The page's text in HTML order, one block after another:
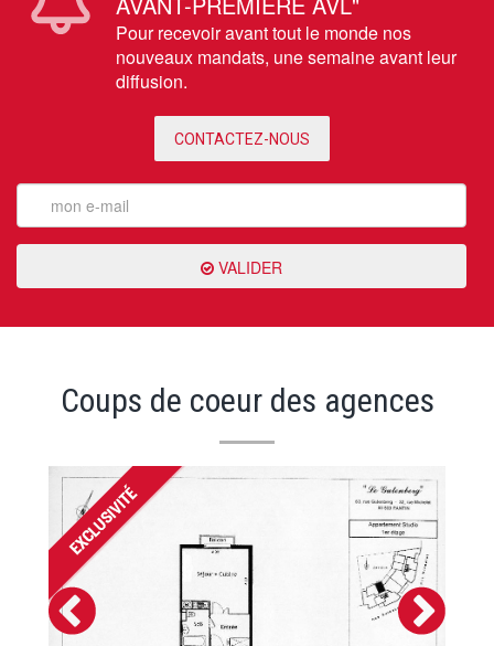
Pour recevoir avant tout le monde nos
nouveaux mandats, une semaine avant leur
diffusion.
CONTACTEZ-NOUS
VALIDER
Coups de coeur des agences